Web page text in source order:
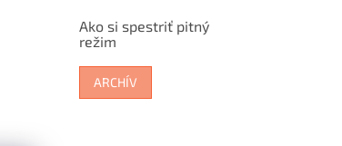
Ako si spestriť pitný
režim
ARCHÍV